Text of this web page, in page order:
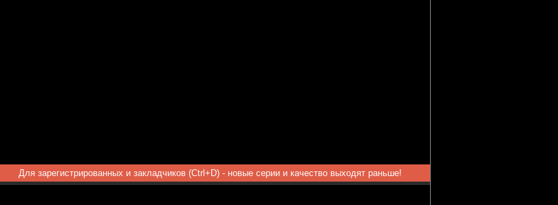
Для зарегистрированных и закладчиков (Ctrl+D) - новые серии и качество выходят раньше!